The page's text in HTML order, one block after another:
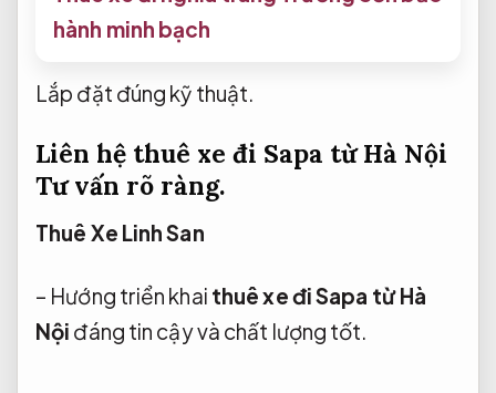
hành minh bạch
Lắp đặt đúng kỹ thuật.
Liên hệ thuê xe đi Sapa từ Hà Nội
Tư vấn rõ ràng.
Thuê Xe Linh San
– Hướng triển khai thuê xe đi Sapa từ Hà
Nội đáng tin cậy và chất lượng tốt.